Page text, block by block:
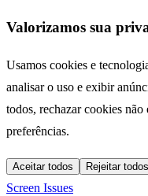
Valorizamos sua
Usamos cookies e
analisar o uso e exibir
todos, rechazar cookies não
preferências.
Aceitar todos Rejeitar todos
Screen Issues